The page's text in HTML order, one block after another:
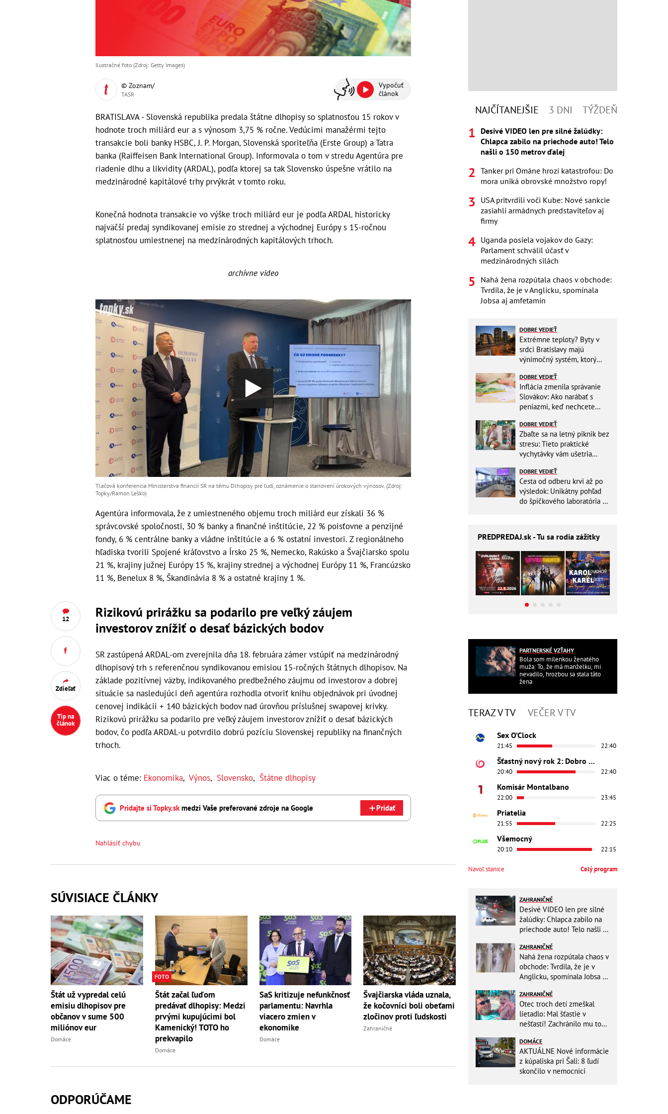
12
Zdieľať
Tip na
článok
Ilustračné foto (Zdroj: Getty Images)
© Zoznam/
TASR
Vypočuť
článok
BRATISLAVA - Slovenská republika predala štátne dlhopisy so splatnosťou 15 rokov v
hodnote troch miliárd eur a s výnosom 3,75 % ročne. Vedúcimi manažérmi tejto
transakcie boli banky HSBC, J. P. Morgan, Slovenská sporiteľňa (Erste Group) a Tatra
banka (Raiffeisen Bank International Group). Informovala o tom v stredu Agentúra pre
riadenie dlhu a likvidity (ARDAL), podľa ktorej sa tak Slovensko úspešne vrátilo na
medzinárodné kapitálové trhy prvýkrát v tomto roku.
Konečná hodnota transakcie vo výške troch miliárd eur je podľa ARDAL historicky
najväčší predaj syndikovanej emisie zo strednej a východnej Európy s 15-ročnou
splatnosťou umiestnenej na medzinárodných kapitálových trhoch.
archívne video
Tlačová konferencia Ministerstva financií SR na tému Dlhopisy pre ľudí, oznámenie o stanovení úrokových výnosov. (Zdroj:
Topky/Ramon Leško)
Agentúra informovala, že z umiestneného objemu troch miliárd eur získali 36 %
správcovské spoločnosti, 30 % banky a finančné inštitúcie, 22 % poisťovne a penzijné
fondy, 6 % centrálne banky a vládne inštitúcie a 6 % ostatní investori. Z regionálneho
hľadiska tvorili Spojené kráľovstvo a Írsko 25 %, Nemecko, Rakúsko a Švajčiarsko spolu
21 %, krajiny južnej Európy 15 %, krajiny strednej a východnej Európy 11 %, Francúzsko
11 %, Benelux 8 %, Škandinávia 8 % a ostatné krajiny 1 %.
Rizikovú prirážku sa podarilo pre veľký záujem
investorov znížiť o desať bázických bodov
SR zastúpená ARDAL-om zverejnila dňa 18. februára zámer vstúpiť na medzinárodný
dlhopisový trh s referenčnou syndikovanou emisiou 15-ročných štátnych dlhopisov. Na
základe pozitívnej väzby, indikovaného predbežného záujmu od investorov a dobrej
situácie sa nasledujúci deň agentúra rozhodla otvoriť knihu objednávok pri úvodnej
cenovej indikácii + 140 bázických bodov nad úrovňou príslušnej swapovej krivky.
Rizikovú prirážku sa podarilo pre veľký záujem investorov znížiť o desať bázických
bodov, čo podľa ARDAL-u potvrdilo dobrú pozíciu Slovenskej republiky na finančných
trhoch.
Viac o téme: Ekonomika, Výnos, Slovensko, Štátne dlhopisy
Pridajte si Topky.skmedzi Vaše preferované zdroje na Google Pridať
Nahlásiť chybu
SÚVISIACE ČLÁNKY
Štát už vypredal celú
emisiu dlhopisov pre
občanov v sume 500
miliónov eur
Domáce
FOTO
Štát začal ľuďom
predávať dlhopisy: Medzi
prvými kupujúcimi bol
Kamenický! TOTO ho
prekvapilo
Domáce
SaS kritizuje nefunkčnosť
parlamentu: Navrhla
viacero zmien v
ekonomike
Domáce
Švajčiarska vláda uznala,
že kočovníci boli obeťami
zločinov proti ľudskosti
Zahraničné
ODPORÚČAME
NAJČÍTANEJŠIE 3 DNI TÝŽDEŇ
Desivé VIDEO len pre silné žalúdky:
Chlapca zabilo na priechode auto! Telo
našli o 150 metrov ďalej
Tanker pri Ománe hrozí katastrofou: Do
mora uniká obrovské množstvo ropy!
USA pritvrdili voči Kube: Nové sankcie
zasiahli armádnych predstaviteľov aj
firmy
Uganda posiela vojakov do Gazy:
Parlament schválil účasť v
medzinárodných silách
Nahá žena rozpútala chaos v obchode:
Tvrdila, že je v Anglicku, spomínala
Jobsa aj amfetamín
DOBRE VEDIEŤ
Extrémne teploty? Byty v
srdci Bratislavy majú
výnimočný systém, ktorý
DOBRE VEDIEŤ
Inflácia zmenila správanie
Slovákov: Ako narábať s
peniazmi, keď nechcete
DOBRE VEDIEŤ
Zbaľte sa na letný piknik bez
stresu: Tieto praktické
vychytávky vám ušetria
DOBRE VEDIEŤ
Cesta od odberu krvi až po
výsledok: Unikátny pohľad
do špičkového laboratória na
PREDPREDAJ.sk - Tu sa rodia zážitky
PARTNERSKÉ VZŤAHY
Bola som milenkou ženatého
muža: To, že má manželku, mi
nevadilo, hrozbou sa stala táto
žena
TERAZ V TV VEČER V TV
Sex O’Clock
21:45 22:40
Šťastný nový rok 2: Dobro došli
20:40 22:40
Komisár Montalbano
22:00 23:45
Priatelia
21:55 22:25
Všemocný
20:10 22:15
Navoľ stanice Celý program
ZAHRANIČNÉ
Desivé VIDEO len pre silné
žalúdky: Chlapca zabilo na
priechode auto! Telo našli o
ZAHRANIČNÉ
Nahá žena rozpútala chaos v
obchode: Tvrdila, že je v
Anglicku, spomínala Jobsa aj
ZAHRANIČNÉ
Otec troch detí zmeškal
lietadlo: Mal šťastie v
nešťastí! Zachránilo mu to
DOMÁCE
AKTUÁLNE Nové informácie
z kúpaliska pri Šali: 8 ľudí
skončilo v nemocnici